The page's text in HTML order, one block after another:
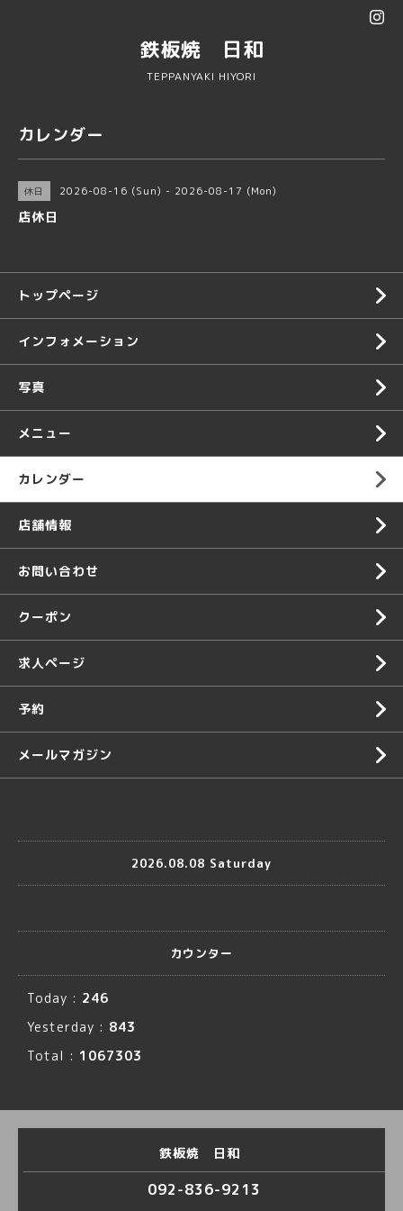
鉄板焼 日和
TEPPANYAKI HIYORI
カレンダー
休日 2026-08-16 (Sun) - 2026-08-17 (Mon)
店休日
トップページ
インフォメーション
写真
メニュー
カレンダー
店舗情報
お問い合わせ
クーポン
求人ページ
予約
メールマガジン
2026.08.08 Saturday
カウンター
Today : 246
Yesterday : 843
Total : 1067303
鉄板焼 日和
092-836-9213